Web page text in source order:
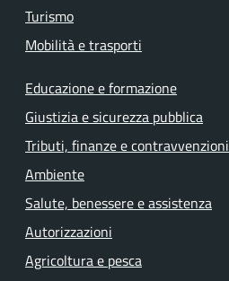
Turismo
Mobilità e trasporti
Educazione e formazione
Giustizia e sicurezza pubblica
Tributi, finanze e contravvenzioni
Ambiente
Salute, benessere e assistenza
Autorizzazioni
Agricoltura e pesca